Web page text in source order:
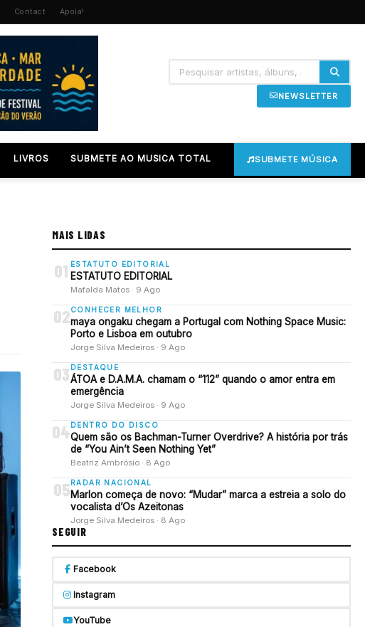
Contact Apoia!
NEWSLETTER
LIVROS SUBMETE AO MUSICA TOTAL SUBMETE MÚSICA
MAIS LIDAS
01 ESTATUTO EDITORIAL
ESTATUTO EDITORIAL
Mafalda Matos · 9 Ago
02 CONHECER MELHOR
maya ongaku chegam a Portugal com Nothing Space Music:
Porto e Lisboa em outubro
Jorge Silva Medeiros · 9 Ago
03 DESTAQUE
ÁTOA e D.A.M.A. chamam o “112” quando o amor entra em
emergência
Jorge Silva Medeiros · 9 Ago
04DENTRO DO DISCO
Quem são os Bachman-Turner Overdrive? A história por trás
de “You Ain’t Seen Nothing Yet”
Beatriz Ambrósio · 8 Ago
05 RADAR NACIONAL
Marlon começa de novo: “Mudar” marca a estreia a solo do
vocalista d’Os Azeitonas
Jorge Silva Medeiros · 8 Ago
SEGUIR
Facebook
Instagram
YouTube